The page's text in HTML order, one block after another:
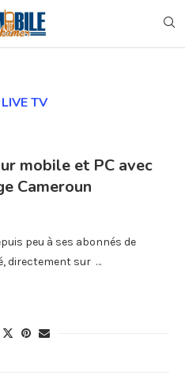
LIVE TV
mobile et PC avec
Cameroun
peu à ses abonnés de
directement sur …